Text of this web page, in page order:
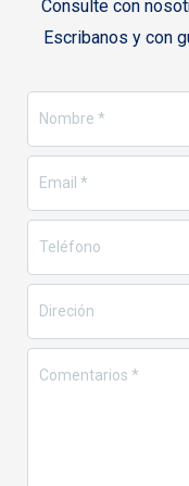
Consulte con
Escribanos y con